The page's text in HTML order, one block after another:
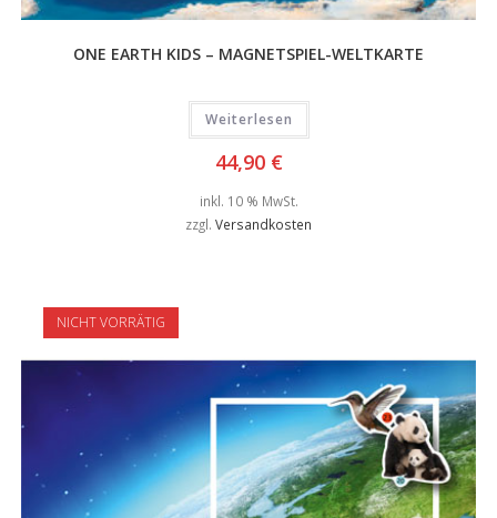
ONE EARTH KIDS – MAGNETSPIEL-WELTKARTE
Weiterlesen
44,90 €
inkl. 10 % MwSt.
zzgl. Versandkosten
NICHT VORRÄTIG